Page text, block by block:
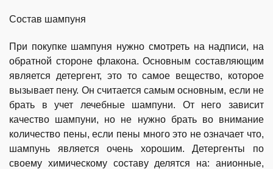
Состав шампуня
При покупке шампуня нужно смотреть на надписи, на
обратной стороне флакона. Основным составляющим
является детергент, это то самое вещество, которое
вызывает пену. Он считается самым основным, если не
брать в учет лечебные шампуни. От него зависит
качество шампуни, но не нужно брать во внимание
количество пены, если пены много это не означает что,
шампунь является очень хорошим. Детергенты по
своему химическому составу делятся на: анионные,